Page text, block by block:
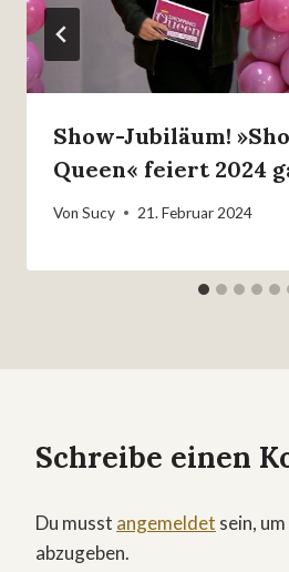
Show-Jubiläum!
Queen« feiert 2024
Von Sucy 21. Februar 2024
Schreibe einen
Du musst angemeldet sein,
abzugeben.